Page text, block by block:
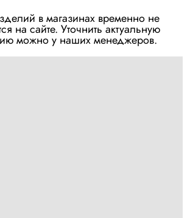
в магазинах временно не
на сайте. Уточнить актуальную
можно у наших менеджеров.